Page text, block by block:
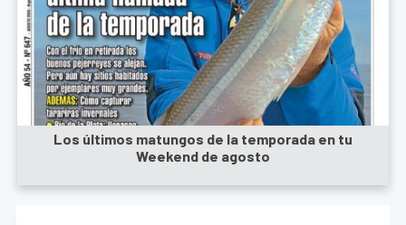
Los últimos matungos de la temporada en tu
Weekend de agosto